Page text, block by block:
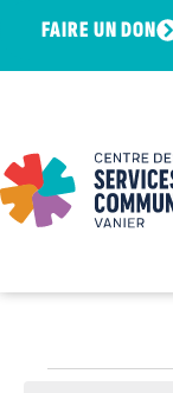
FAIRE UN DON